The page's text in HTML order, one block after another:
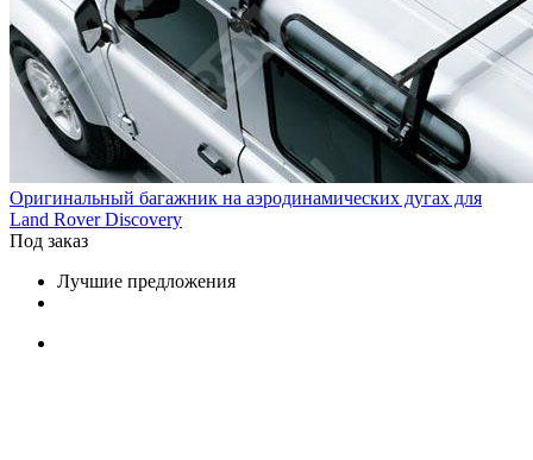
Оригинальный багажник на аэродинамических дугах для
Land Rover Discovery
Под заказ
Лучшие предложения